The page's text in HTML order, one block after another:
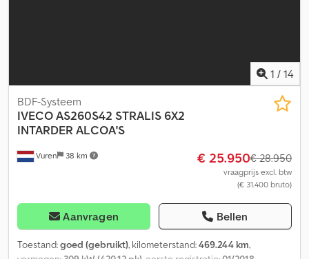
1 / 14
Vuren 38 km
BDF-Systeem
IVECOAS260S42 STRALIS 6X2
INTARDER ALCOA'S
€ 25.950€ 28.950
vraagprijs excl. btw
(€ 31.400 bruto)
Aanvragen Bellen
Toestand:goed (gebruikt), kilometerstand:469.244 km,